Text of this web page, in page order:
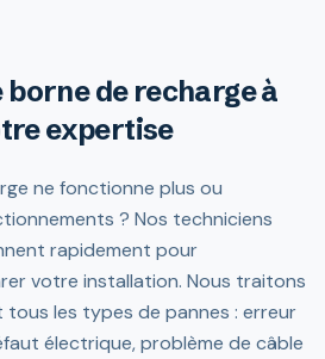
borne de recharge à
expertise
ne fonctionne plus ou
? Nos techniciens
rapidement pour
votre installation. Nous traitons
les types de pannes : erreur
électrique, problème de câble